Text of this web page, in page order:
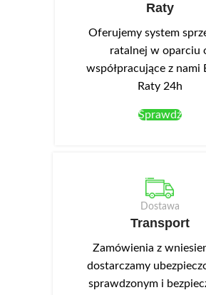
Raty
Oferujemy system
ratalnej w oparciu
współpracujące z nami
Raty 24h
Sprawdź
Dostawa
Transport
Zamówienia z
dostarczamy
sprawdzonym i